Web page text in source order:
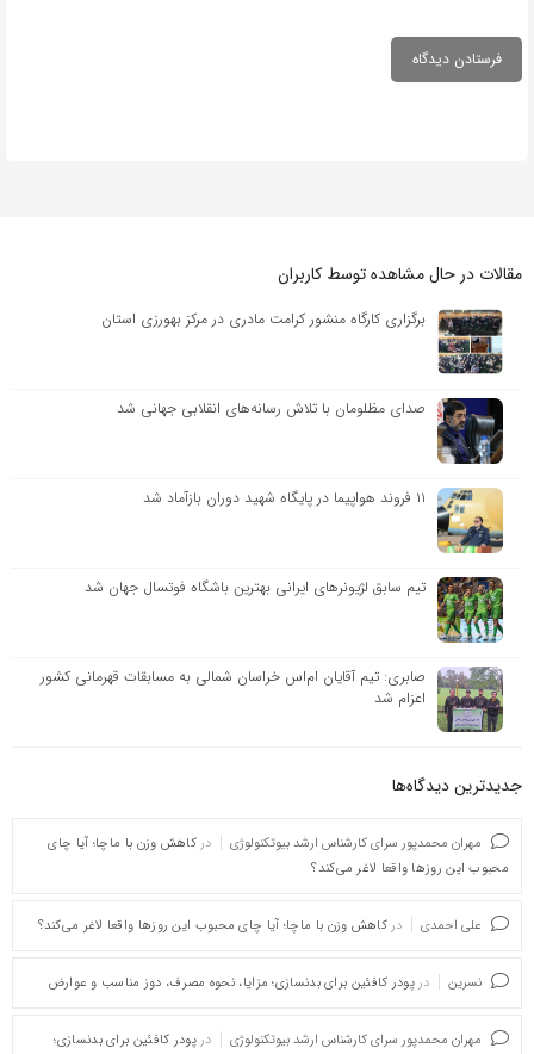
مقالات در حال مشاهده توسط کاربران
برگزاری کارگاه منشور کرامت مادری در مرکز بهورزی استان
صدای مظلومان با تلاش رسانه‌های انقلابی جهانی شد
۱۱ فروند هواپیما در پایگاه شهید دوران بازآماد شد
تیم سابق لژیونرهای ایرانی بهترین باشگاه فوتسال جهان شد
صابری: تیم آقایان ام‌اس خراسان شمالی به مسابقات قهرمانی کشور
اعزام شد
جدیدترین دیدگاه‌‌ها
مهران محمدپور سرای کارشناس ارشد بیوتکنولوژی در کاهش وزن با ماچا؛ آیا چای
محبوب این روزها واقعا لاغر می‌کند؟
علی احمدی در کاهش وزن با ماچا؛ آیا چای محبوب این روزها واقعا لاغر می‌کند؟
نسرین در پودر کافئین برای بدنسازی؛ مزایا، نحوه مصرف، دوز مناسب و عوارض
مهران محمدپور سرای کارشناس ارشد بیوتکنولوژی در پودر کافئین برای بدنسازی؛